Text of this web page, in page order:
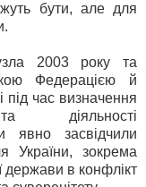
бути, але для
2003 року та
Федерацією й
під час визначення
діяльності
засвідчили
України, зокрема
держави в конфлікт